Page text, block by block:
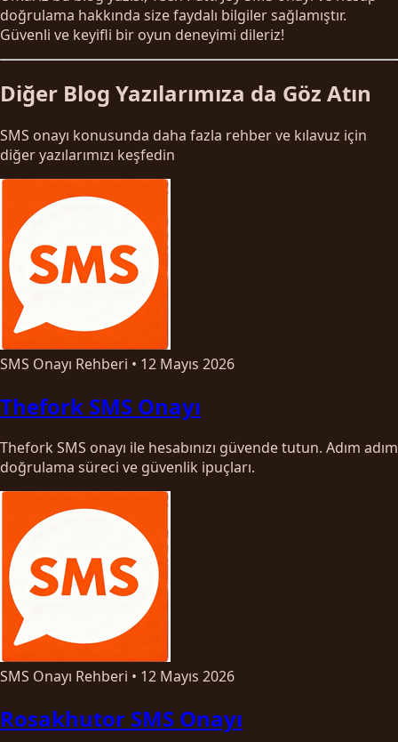
doğrulama hakkında size faydalı bilgiler sağlamıştır.
Güvenli ve keyifli bir oyun deneyimi dileriz!
Diğer Blog Yazılarımıza da Göz Atın
SMS onayı konusunda daha fazla rehber ve kılavuz için
diğer yazılarımızı keşfedin
SMS Onayı Rehberi • 12 Mayıs 2026
Thefork SMS Onayı
Thefork SMS onayı ile hesabınızı güvende tutun. Adım adım
doğrulama süreci ve güvenlik ipuçları.
SMS Onayı Rehberi • 12 Mayıs 2026
Rosakhutor SMS Onayı